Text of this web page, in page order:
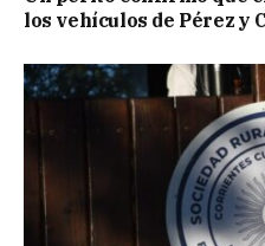
los vehículos de Pérez y